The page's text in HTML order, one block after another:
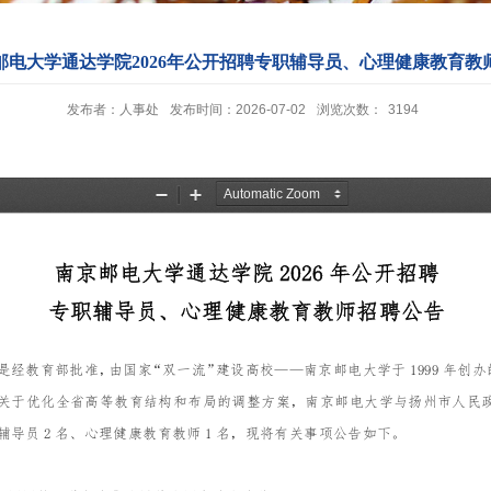
电大学通达学院2026年公开招聘专职辅导员、心理健康教育教
发布者：人事处 发布时间：2026-07-02 浏览次数： 3194